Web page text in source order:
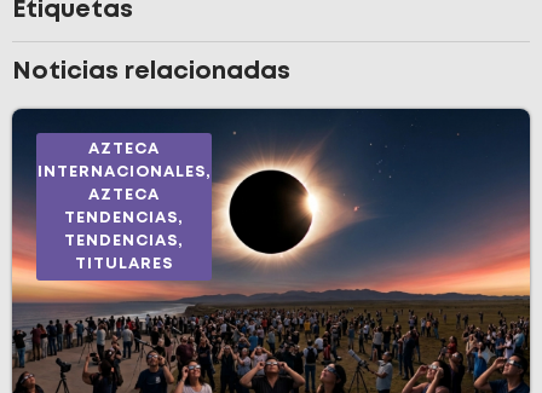
Etiquetas
Noticias relacionadas
AZTECA
INTERNACIONALES,
AZTECA
TENDENCIAS,
TENDENCIAS,
TITULARES